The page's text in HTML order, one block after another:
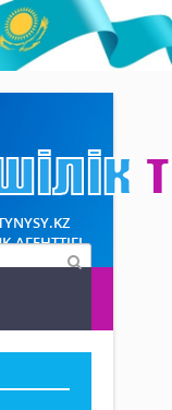
АГЕНТТІГІ